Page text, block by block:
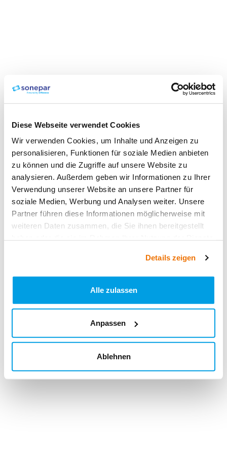
Diese Webseite verwendet Cookies
Wir verwenden Cookies, um Inhalte und Anzeigen zu
personalisieren, Funktionen für soziale Medien anbieten
zu können und die Zugriffe auf unsere Website zu
analysieren. Außerdem geben wir Informationen zu Ihrer
Verwendung unserer Website an unsere Partner für
soziale Medien, Werbung und Analysen weiter. Unsere
Partner führen diese Informationen möglicherweise mit
weiteren Daten zusammen, die Sie ihnen bereitgestellt
Details zeigen
Alle zulassen
Anpassen
Ablehnen